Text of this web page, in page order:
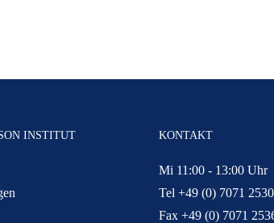
INSTITUT KONTAKT
Mi 11:00 - 13:00 Uhr
Tel +49 (0) 7071
Fax +49 (0) 7071